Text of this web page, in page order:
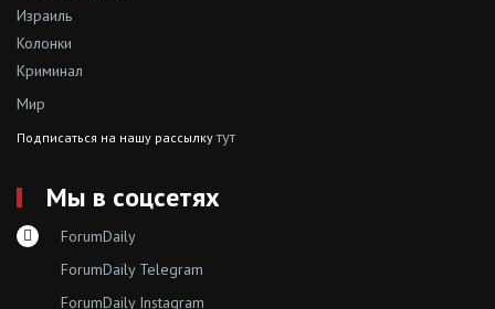
Израиль
Колонки
Криминал
Мир
Подписаться на нашу рассылкутут
Мы в соцсетях
ForumDaily
ForumDaily Telegram
ForumDaily Instagram